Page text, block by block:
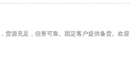
货源充足，信誉可靠。固定客户提供备货。欢迎